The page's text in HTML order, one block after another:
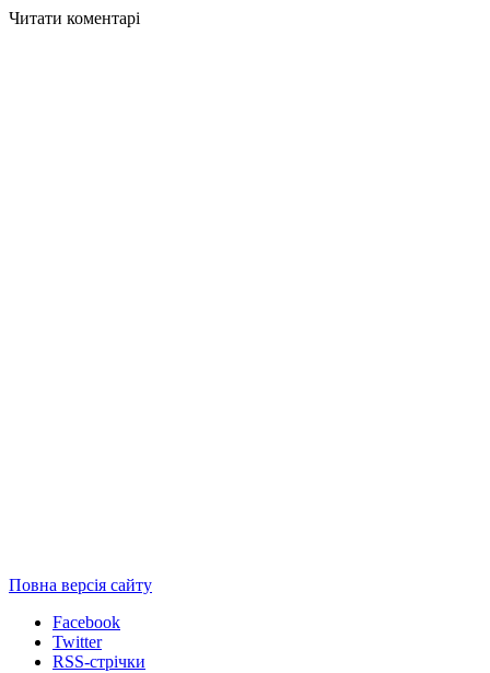
Читати коментарі
Повна версія сайту
Facebook
Twitter
RSS-стрічки